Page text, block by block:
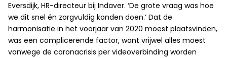
Eversdijk, HR-directeur bij Indaver. ‘De grote vraag was hoe
we dit snel én zorgvuldig konden doen.’ Dat de
harmonisatie in het voorjaar van 2020 moest plaatsvinden,
was een complicerende factor, want vrijwel alles moest
vanwege de coronacrisis per videoverbinding worden